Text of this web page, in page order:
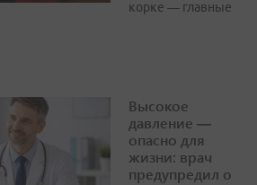
корке — главные
Высокое
давление —
опасно для
жизни: врач
предупредил о